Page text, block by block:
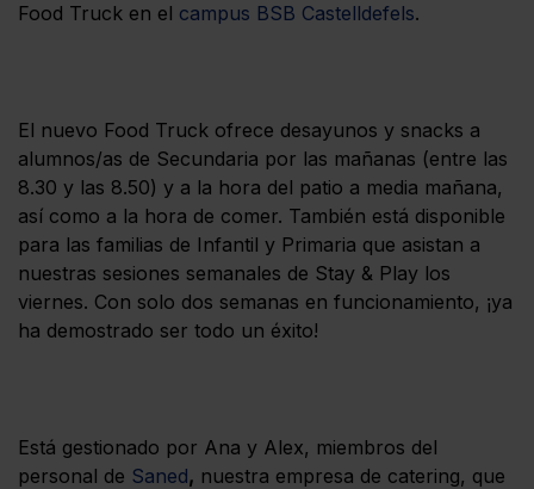
Food Truck en el campus BSB Castelldefels.
El nuevo Food Truck ofrece desayunos y snacks a
alumnos/as de Secundaria por las mañanas (entre las
8.30 y las 8.50) y a la hora del patio a media mañana,
así como a la hora de comer. También está disponible
para las familias de Infantil y Primaria que asistan a
nuestras sesiones semanales de Stay & Play los
viernes. Con solo dos semanas en funcionamiento, ¡ya
ha demostrado ser todo un éxito!
Está gestionado por Ana y Alex, miembros del
personal de Saned, nuestra empresa de catering, que